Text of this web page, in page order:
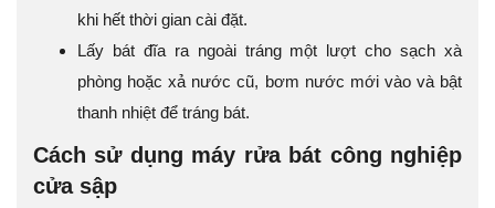
khi hết thời gian cài đặt.
Lấy bát đĩa ra ngoài tráng một lượt cho sạch xà
phòng hoặc xả nước cũ, bơm nước mới vào và bật
thanh nhiệt để tráng bát.
Cách sử dụng máy rửa bát công nghiệp
cửa sập